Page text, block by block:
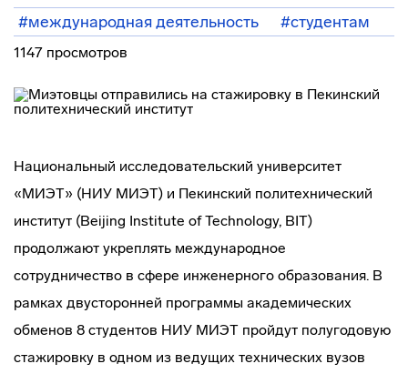
#международная деятельность #студентам
1147 просмотров
Национальный исследовательский университет
«МИЭТ» (НИУ МИЭТ) и Пекинский политехнический
институт (Beijing Institute of Technology, BIT)
продолжают укреплять международное
сотрудничество в сфере инженерного образования. В
рамках двусторонней программы академических
обменов 8 студентов НИУ МИЭТ пройдут полугодовую
стажировку в одном из ведущих технических вузов